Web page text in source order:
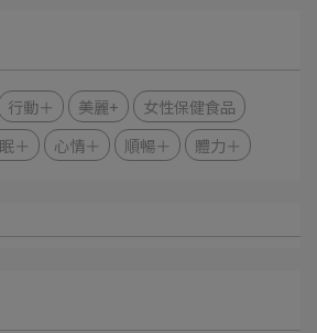
行動＋ 美麗+
女性保健食品
＋ 心情＋ 順暢＋ 體力＋